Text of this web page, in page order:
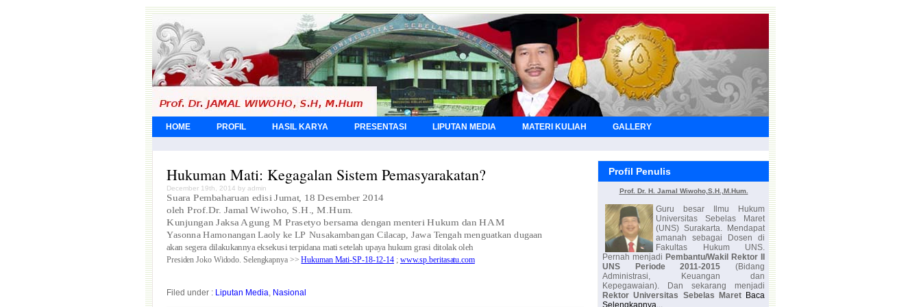
HOME PROFIL HASIL KARYA PRESENTASI LIPUTAN MEDIA MATERI KULIAH GALLERY
Hukuman Mati: Kegagalan Sistem Pemasyarakatan?
December 19th, 2014 by admin
Suara Pembaharuan edisi Jumat, 18 Desember 2014
oleh Prof.Dr. Jamal Wiwoho, S.H., M.Hum.
Kunjungan Jaksa Agung M Prasetyo bersama dengan menteri Hukum dan HAM
Yasonna Hamonangan Laoly ke LP Nusakambangan Cilacap, Jawa Tengah menguatkan dugaan
akan segera dilakukannya eksekusi terpidana mati setelah upaya hukum grasi ditolak oleh
Presiden Joko Widodo. Selengkapnya >>Hukuman Mati-SP-18-12-14 ; www.sp.beritasatu.com
Filed under : Liputan Media, Nasional
Profil Penulis
Prof. Dr. H. Jamal Wiwoho,S.H.,M.Hum.
Guru besar Ilmu Hukum
Universitas Sebelas Maret
(UNS) Surakarta. Mendapat
amanah sebagai Dosen di
Fakultas Hukum UNS.
Pernah menjadi Pembantu/Wakil Rektor II
UNS Periode 2011-2015 (Bidang
Administrasi, Keuangan dan
Kepegawaian). Dan sekarang menjadi
Rektor Universitas Sebelas Maret Baca
Selengkapnya...